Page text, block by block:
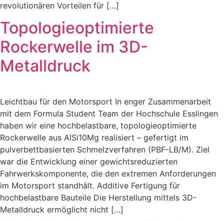
revolutionären Vorteilen für […]
Topologieoptimierte
Rockerwelle im 3D-
Metalldruck
Leichtbau für den Motorsport In enger Zusammenarbeit
mit dem Formula Student Team der Hochschule Esslingen
haben wir eine hochbelastbare, topologieoptimierte
Rockerwelle aus AlSi10Mg realisiert – gefertigt im
pulverbettbasierten Schmelzverfahren (PBF-LB/M). Ziel
war die Entwicklung einer gewichtsreduzierten
Fahrwerkskomponente, die den extremen Anforderungen
im Motorsport standhält. Additive Fertigung für
hochbelastbare Bauteile Die Herstellung mittels 3D-
Metalldruck ermöglicht nicht […]